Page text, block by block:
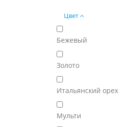
Цвет
Бежевый
Золото
Итальянский орех
Мульти